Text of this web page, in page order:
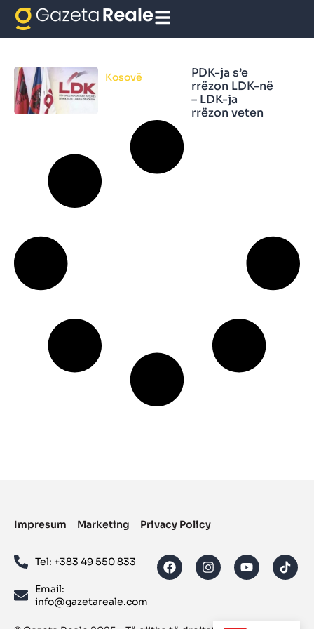
rrëzon LDK-në
Kosovë
PDK-ja s’e
rrëzon LDK-në
– LDK-ja
rrëzon veten
Impresum Marketing Privacy Policy
Tel: ‪+383 49 550 833‬
Email:
info@gazetareale.com